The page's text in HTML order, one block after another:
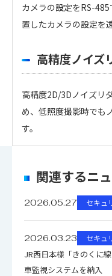
カメラの設定をRS-
置したカメラの設定を
高精度ノイズ
高精度2D/3Dノイズリ
め、低照度撮影時でも
す。
品名
型名
希望小売価格（税抜
・
アイコンの
なります。「選択する
のアイコンの場合
ロードできます。
複数のファイルをダウ
を押してください。（
ファイル
関連するニ
2026.05.27 セキュ
2026.03.23 セキュ
JR西日本様「きのくに
車監視システムを納入